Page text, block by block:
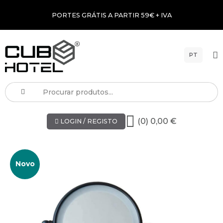
PORTES GRÁTIS A PARTIR 59€ + IVA
PT
LOGIN / REGISTO (0) 0,00 €
Novo